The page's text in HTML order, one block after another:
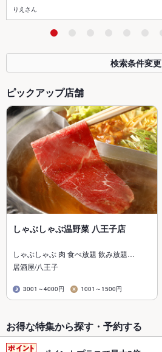
りえさん
検索条件変更
ピックアップ店舗
しゃぶしゃぶ温野菜 八王子店
しゃぶしゃぶ 肉 食べ放題 飲み放題…
居酒屋/八王子
3001～4000円 1001～1500円
お得な特集から探す・予約する